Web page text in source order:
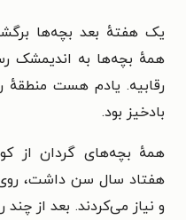
یک هفتهٔ بعد بچه‌ها
همهٔ بچه‌ها به اندیمشک
رقابیه. یادم هست
بادخیز بود.
همهٔ بچه‌های گردان از
هفتاد سال سن داشت،
و نیاز می‌کردند. بعد از